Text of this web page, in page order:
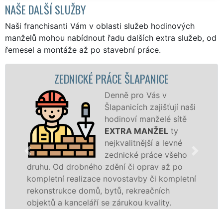
NAŠE DALŠÍ SLUŽBY
Naši franchisanti Vám v oblasti služeb hodinových
manželů mohou nabídnout řadu dalších extra služeb, od
řemesel a montáže až po stavební práce.
PRÁCE ŠLAPANICE
Denně pro Vás v
Šlapanicích zajišťují naši
hodinoví manželé sítě
EXTRA MANŽEL
ty
nejkvalitnější a levné
zednické práce všeho
zdění či oprav až po
novostavby či kompletní
domů, bytů, rekreačních
se zárukou kvality.
rekonstrukci
dokonale